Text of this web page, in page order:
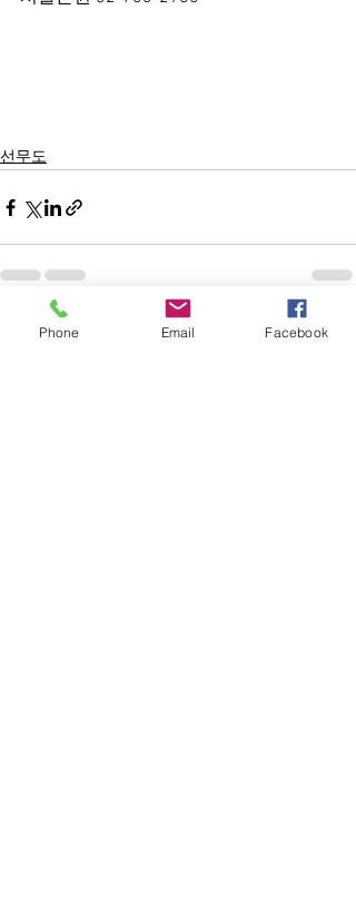
선무도
최근 게시물 전체 보기
Phone Email Facebook